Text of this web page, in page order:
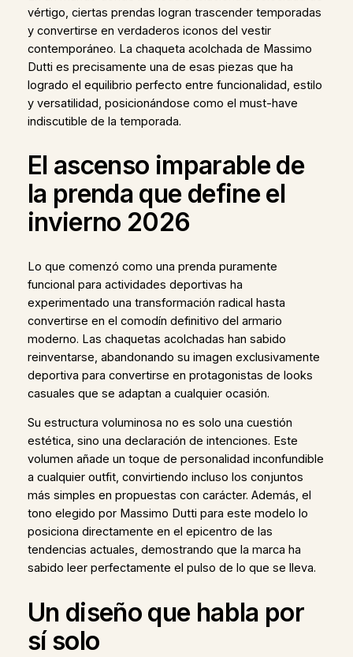
vértigo, ciertas prendas logran trascender temporadas
y convertirse en verdaderos iconos del vestir
contemporáneo. La chaqueta acolchada de Massimo
Dutti es precisamente una de esas piezas que ha
logrado el equilibrio perfecto entre funcionalidad, estilo
y versatilidad, posicionándose como el must-have
indiscutible de la temporada.
El ascenso imparable de
la prenda que define el
invierno 2026
Lo que comenzó como una prenda puramente
funcional para actividades deportivas ha
experimentado una transformación radical hasta
convertirse en el comodín definitivo del armario
moderno. Las chaquetas acolchadas han sabido
reinventarse, abandonando su imagen exclusivamente
deportiva para convertirse en protagonistas de looks
casuales que se adaptan a cualquier ocasión.
Su estructura voluminosa no es solo una cuestión
estética, sino una declaración de intenciones. Este
volumen añade un toque de personalidad inconfundible
a cualquier outfit, convirtiendo incluso los conjuntos
más simples en propuestas con carácter. Además, el
tono elegido por Massimo Dutti para este modelo lo
posiciona directamente en el epicentro de las
tendencias actuales, demostrando que la marca ha
sabido leer perfectamente el pulso de lo que se lleva.
Un diseño que habla por
sí solo